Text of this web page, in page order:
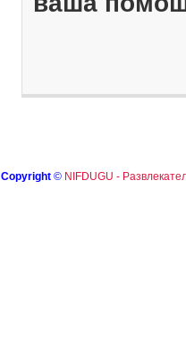
Copyright © NIFDUGU -